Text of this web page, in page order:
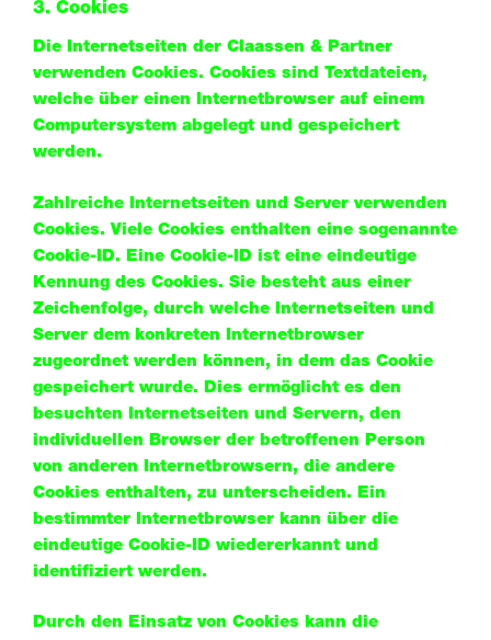
3. Cookies
Die Internetseiten der Claassen & Partner
verwenden Cookies. Cookies sind Textdateien,
welche über einen Internetbrowser auf einem
Computersystem abgelegt und gespeichert
werden.
Zahlreiche Internetseiten und Server verwenden
Cookies. Viele Cookies enthalten eine sogenannte
Cookie-ID. Eine Cookie-ID ist eine eindeutige
Kennung des Cookies. Sie besteht aus einer
Zeichenfolge, durch welche Internetseiten und
Server dem konkreten Internetbrowser
zugeordnet werden können, in dem das Cookie
gespeichert wurde. Dies ermöglicht es den
besuchten Internetseiten und Servern, den
individuellen Browser der betroffenen Person
von anderen Internetbrowsern, die andere
Cookies enthalten, zu unterscheiden. Ein
bestimmter Internetbrowser kann über die
eindeutige Cookie-ID wiedererkannt und
identifiziert werden.
Durch den Einsatz von Cookies kann die